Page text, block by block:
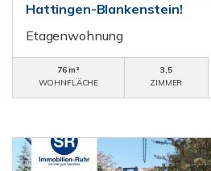
Hattingen-Blankenstein!
Etagenwohnung
76 m²
WOHNFLÄCHE
3,5
ZIMMER